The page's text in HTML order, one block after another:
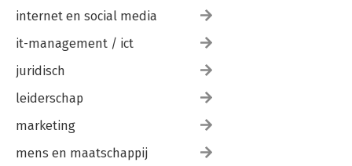
internet en social media
it-management / ict
juridisch
leiderschap
marketing
mens en maatschappij